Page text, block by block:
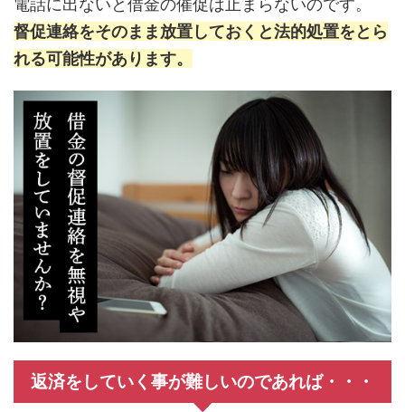
督促連絡をそのまま放置しておくと法的処置をとら
れる可能性があります。
返済をしていく事が難しいのであれば・・・